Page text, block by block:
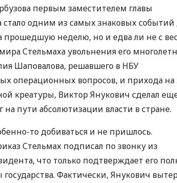
КЕШБЭКА
первым заместителем главы
стало одним из самых знаковых событий
прошедшую неделю, но и едва ли не с
Стельмаха увольнения его
Шаповалова, решавшего в НБУ
операционных вопросов, и прихода на
креатуры, Виктор Янукович сделал
пути абсолютизации власти в стране.
то добиваться и не пришлось.
Стельмах подписал по звонку из
что только подтверждает его
государства. Фактически, Янукович